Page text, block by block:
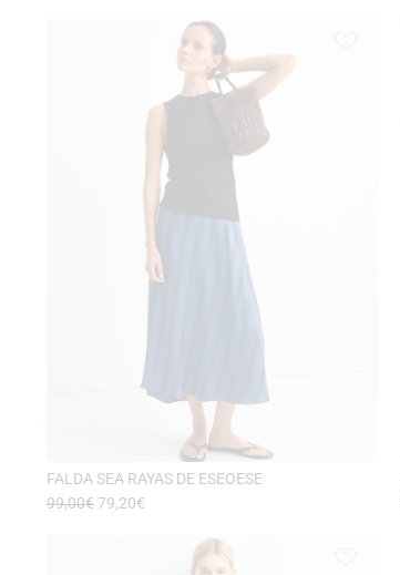
FALDA SEA RAYAS DE ESEOESE
99,00€79,20€